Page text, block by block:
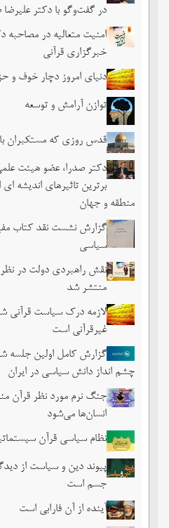
در گفت‌وگو با دکتر علیرضا
امنیت متعالیه در مصاحبه
خبرگزاری قرآنی
دنیای امروز دچار خوف و
توازن آرامش و توسعه
قدس روزی که مستکبران
دکتر صدرا، عضو هیئت
برترین تاثیرهای اندیشه ای
منطقه و جهان
گزارش نشست نقد کتاب
سیاسی
نقش راهبردی دولت در
منتشر شد
لازمه درک سیاست قرآنی
غیرقرآنی است
گزارش کامل اولین جلسه
چشم ‏انداز دانش سیاسی در ایران
جنگ نرم مورد نظر قرآن
انسان‌ها می‌‌شود
نظام سیاسی قرآن
پیوند دین و سیاست از
جسم است
آینده از آن فارابی است